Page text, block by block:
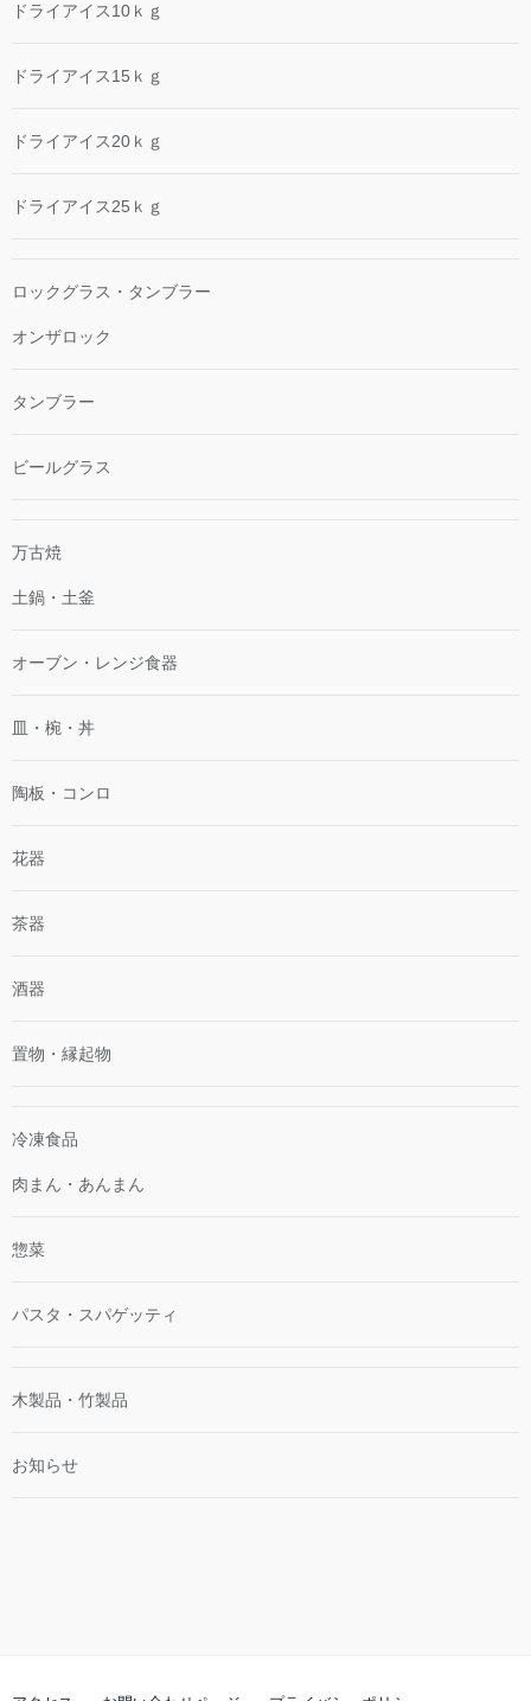
ドライアイス10ｋｇ
ドライアイス15ｋｇ
ドライアイス20ｋｇ
ドライアイス25ｋｇ
ロックグラス・タンブラー
オンザロック
タンブラー
ビールグラス
万古焼
土鍋・土釜
オーブン・レンジ食器
皿・椀・丼
陶板・コンロ
花器
茶器
酒器
置物・縁起物
冷凍食品
肉まん・あんまん
惣菜
パスタ・スパゲッティ
木製品・竹製品
お知らせ